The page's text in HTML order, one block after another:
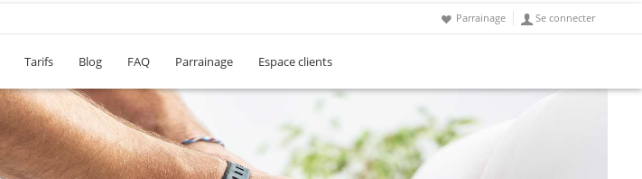
Parrainage Se connecter
Tarifs Blog FAQ Parrainage Espace clients